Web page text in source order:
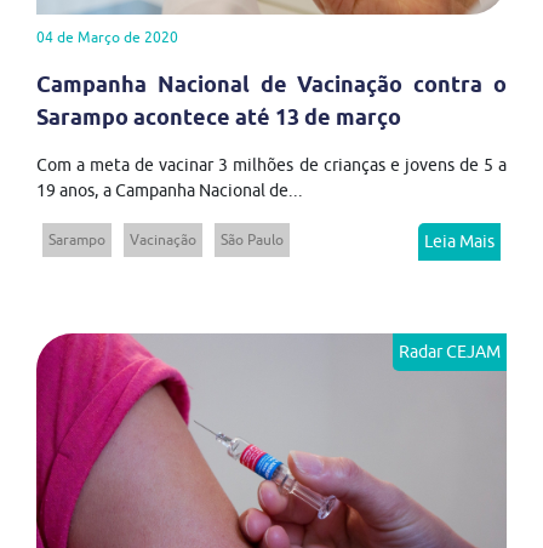
04 de Março de 2020
Campanha Nacional de Vacinação contra o
Sarampo acontece até 13 de março
Com a meta de vacinar 3 milhões de crianças e jovens de 5 a
19 anos, a Campanha Nacional de...
Sarampo Vacinação São Paulo Leia Mais
Radar CEJAM